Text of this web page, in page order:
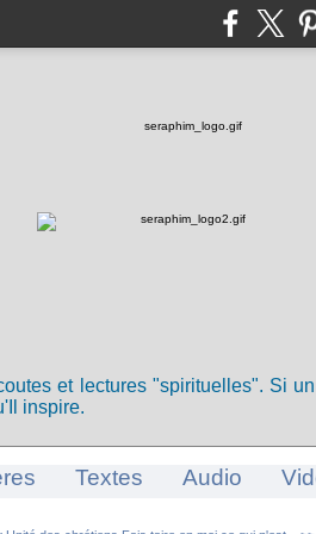
et lectures "spirituelles". Si
inspire.
Textes Audio